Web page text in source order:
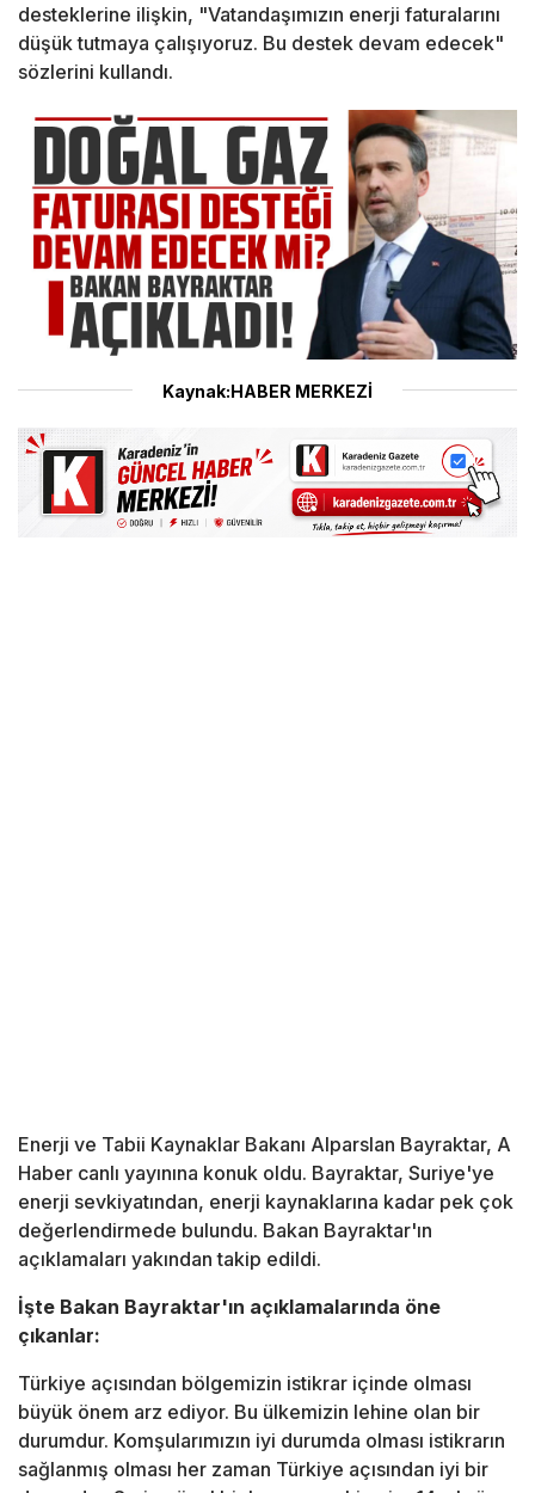
desteklerine ilişkin, "Vatandaşımızın enerji faturalarını
düşük tutmaya çalışıyoruz. Bu destek devam edecek"
sözlerini kullandı.
Kaynak:HABER MERKEZİ
Enerji ve Tabii Kaynaklar Bakanı Alparslan Bayraktar, A
Haber canlı yayınına konuk oldu. Bayraktar, Suriye'ye
enerji sevkiyatından, enerji kaynaklarına kadar pek çok
değerlendirmede bulundu. Bakan Bayraktar'ın
açıklamaları yakından takip edildi.
İşte Bakan Bayraktar'ın açıklamalarında öne
çıkanlar:
Türkiye açısından bölgemizin istikrar içinde olması
büyük önem arz ediyor. Bu ülkemizin lehine olan bir
durumdur. Komşularımızın iyi durumda olması istikrarın
sağlanmış olması her zaman Türkiye açısından iyi bir